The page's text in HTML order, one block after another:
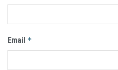
Email *